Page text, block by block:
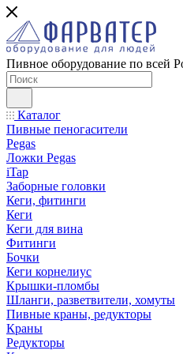
Пивное оборудование по всей
Каталог
Пивные пеногасители
Pegas
Ложки Pegas
iTap
Заборные головки
Кеги, фитинги
Кеги
Кеги для вина
Фитинги
Бочки
Кеги корнелиус
Крышки-пломбы
Шланги, разветвители, хомуты
Пивные краны, редукторы
Краны
Редукторы